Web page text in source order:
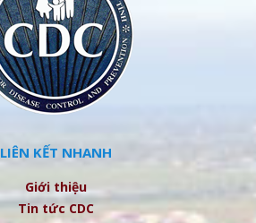
LIÊN KẾT NHANH
Giới thiệu
Tin tức CDC